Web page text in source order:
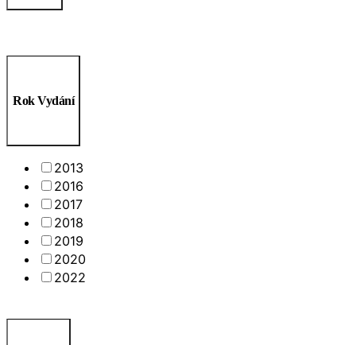
Rok Vydání
2013
2016
2017
2018
2019
2020
2022